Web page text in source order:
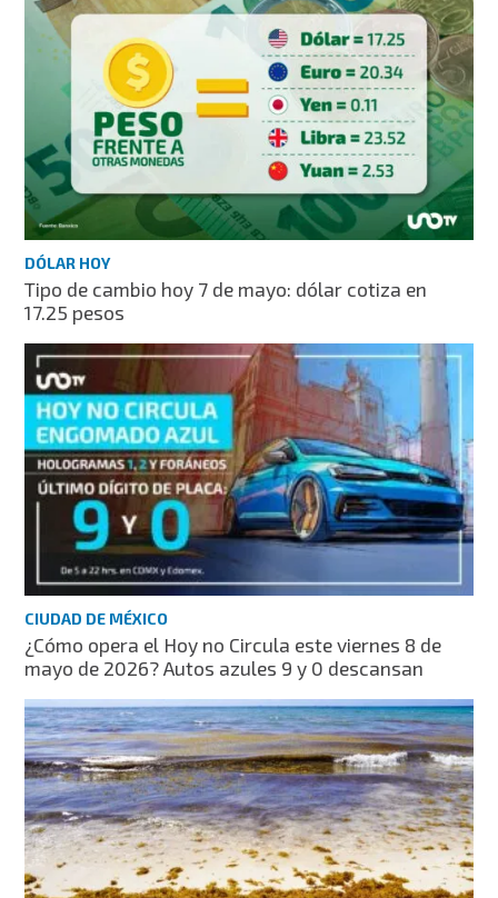
DÓLAR HOY
Tipo de cambio hoy 7 de mayo: dólar cotiza en
17.25 pesos
CIUDAD DE MÉXICO
¿Cómo opera el Hoy no Circula este viernes 8 de
mayo de 2026? Autos azules 9 y 0 descansan